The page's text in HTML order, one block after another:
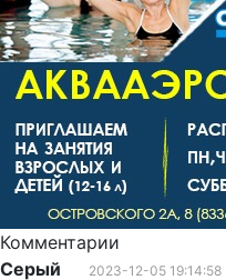
Комментарии
Серый
2023-12-05 19:14:58